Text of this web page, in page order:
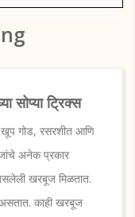
ट्रिक्स
गोड, रसरशीत आणि
अनेक प्रकार
खरबूज मिळतात.
काही खरबूज